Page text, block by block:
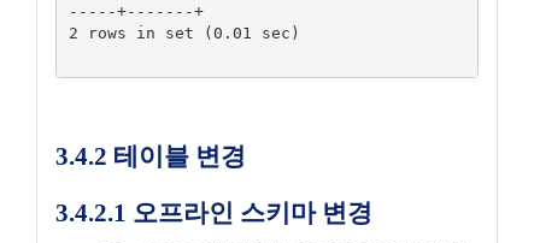
-----+-------+
2 rows in set (0.01 sec)
3.4.2 테이블 변경
3.4.2.1 오프라인 스키마 변경